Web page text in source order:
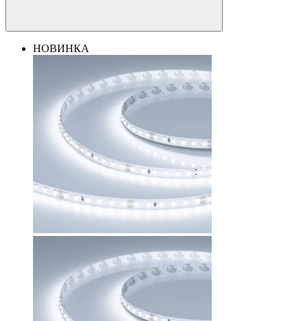
НОВИНКА